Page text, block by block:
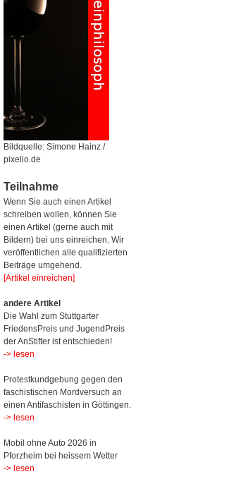
Bildquelle: Simone Hainz /
pixelio.de
Teilnahme
Wenn Sie auch einen Artikel
schreiben wollen, können Sie
einen Artikel (gerne auch mit
Bildern) bei uns einreichen. Wir
veröffentlichen alle qualifizierten
Beiträge umgehend.
[Artikel einreichen]
andere Artikel
Die Wahl zum Stuttgarter
FriedensPreis und JugendPreis
der AnStifter ist entschieden!
-> lesen
Protestkundgebung gegen den
faschistischen Mordversuch an
einen Antifaschisten in Göttingen.
-> lesen
Mobil ohne Auto 2026 in
Pforzheim bei heissem Wetter
-> lesen